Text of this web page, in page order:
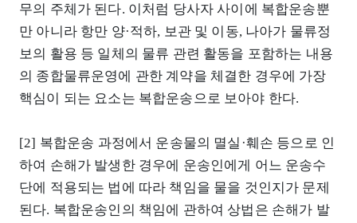
무의 주체가 된다. 이처럼 당사자 사이에 복합운송뿐
만 아니라 항만 양·적하, 보관 및 이동, 나아가 물류정
보의 활용 등 일체의 물류 관련 활동을 포함하는 내용
의 종합물류운영에 관한 계약을 체결한 경우에 가장
핵심이 되는 요소는 복합운송으로 보아야 한다.
[2] 복합운송 과정에서 운송물의 멸실·훼손 등으로 인
하여 손해가 발생한 경우에 운송인에게 어느 운송수
단에 적용되는 법에 따라 책임을 물을 것인지가 문제
된다. 복합운송인의 책임에 관하여 상법은 손해가 발